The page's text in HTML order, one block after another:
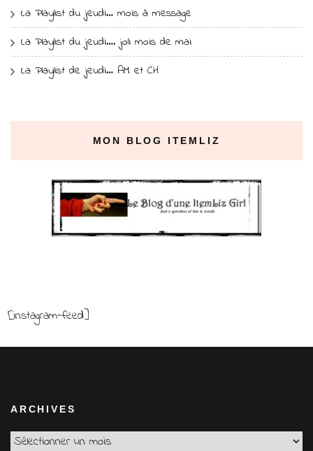
La Playlist du jeudi… mois à message
La Playlist du jeudi…. joli mois de mai
La Playlist de jeudi… AM et CH
MON BLOG ITEMLIZ
[instagram-feed]
ARCHIVES
Archives